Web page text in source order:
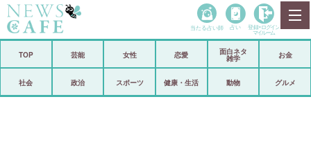
政治
当たる占い師 占い 登録• ログイン
マイルーム
TOP 芸能 女性 恋愛
面白ネタ
雑学
お金
社会 政治 スポーツ 健康・生活 動物 グルメ